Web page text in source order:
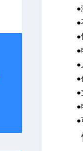
●测
●不
●快
●电
●人
●任
●支
●电
●可
性